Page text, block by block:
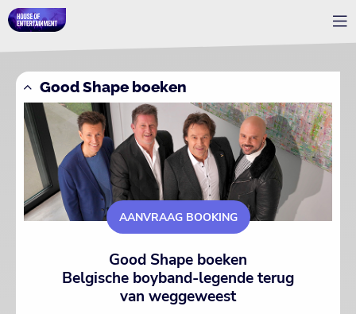
Good Shape boeken
AANVRAAG BOOKING
Good Shape boeken
Belgische boyband-legende terug
van weggeweest